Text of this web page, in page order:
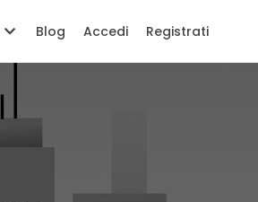
Blog Accedi Registrati